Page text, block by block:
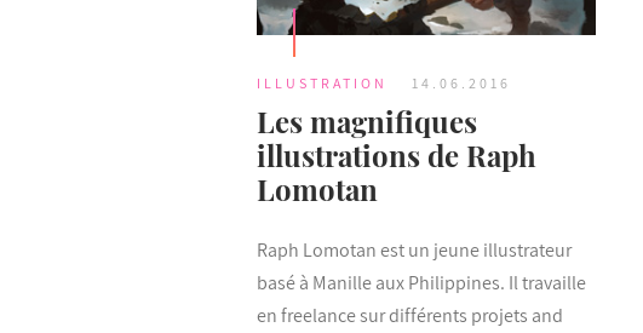
ILLUSTRATION 14.06.2016
Les magnifiques
illustrations de Raph
Lomotan
Raph Lomotan est un jeune illustrateur
basé à Manille aux Philippines. Il travaille
en freelance sur différents projets and